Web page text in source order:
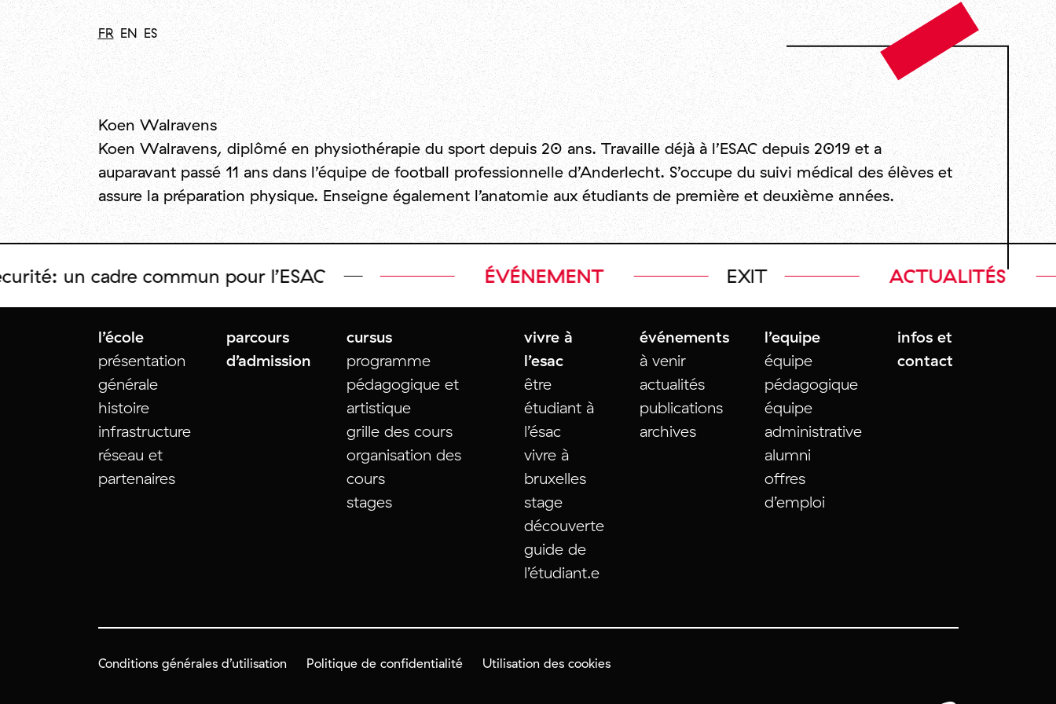
FR EN ES
Koen Walravens
Koen Walravens, diplômé en physiothérapie du sport depuis 20 ans. Travaille déjà à l’ESAC depuis 2019 et a
auparavant passé 11 ans dans l’équipe de football professionnelle d’Anderlecht. S’occupe du suivi médical des élèves et
assure la préparation physique. Enseigne également l’anatomie aux étudiants de première et deuxième années.
un cadre commun pour l’ESAC ÉVÉNEMENT EXIT ACTUALITÉS
l’école
présentation
générale
histoire
infrastructure
réseau et
partenaires
parcours
d’admission
cursus
programme
pédagogique et
artistique
grille des cours
organisation des
cours
stages
vivre à
l’esac
être
étudiant à
l’ésac
vivre à
bruxelles
stage
découverte
guide de
l’étudiant.e
événements
à venir
actualités
publications
archives
l’equipe
équipe
pédagogique
équipe
administrative
alumni
offres
d’emploi
infos et
contact
Conditions générales d’utilisation Politique de confidentialité Utilisation des cookies